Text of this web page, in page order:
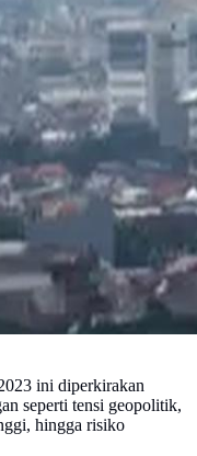
ini diperkirakan
seperti tensi geopolitik,
hingga risiko